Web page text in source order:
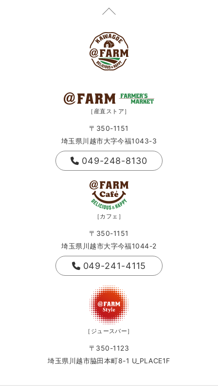
［産直ストア］
〒350-1151
埼玉県川越市大字今福1043-3
049-248-8130
［カフェ］
〒350-1151
埼玉県川越市大字今福1044-2
049-241-4115
［ジュースバー］
〒350-1123
埼玉県川越市脇田本町8-1 U_PLACE1F